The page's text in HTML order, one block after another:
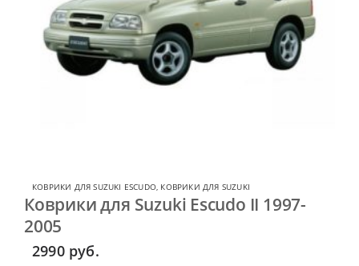
КОВРИКИ ДЛЯ SUZUKI ESCUDO, КОВРИКИ ДЛЯ SUZUKI
Коврики для Suzuki Escudo II 1997-
2005
2990 руб.